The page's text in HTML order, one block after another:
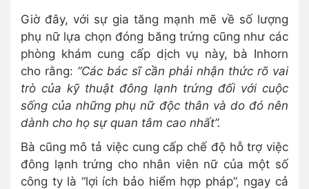
Giờ đây, với sự gia tăng mạnh mẽ về số lượng
phụ nữ lựa chọn đóng băng trứng cũng như các
phòng khám cung cấp dịch vụ này, bà Inhorn
cho rằng: “Các bác sĩ cần phải nhận thức rõ vai
trò của kỹ thuật đông lạnh trứng đối với cuộc
sống của những phụ nữ độc thân và do đó nên
dành cho họ sự quan tâm cao nhất”.
Bà cũng mô tả việc cung cấp chế độ hỗ trợ việc
đông lạnh trứng cho nhân viên nữ của một số
công ty là “lợi ích bảo hiểm hợp pháp”, ngay cả